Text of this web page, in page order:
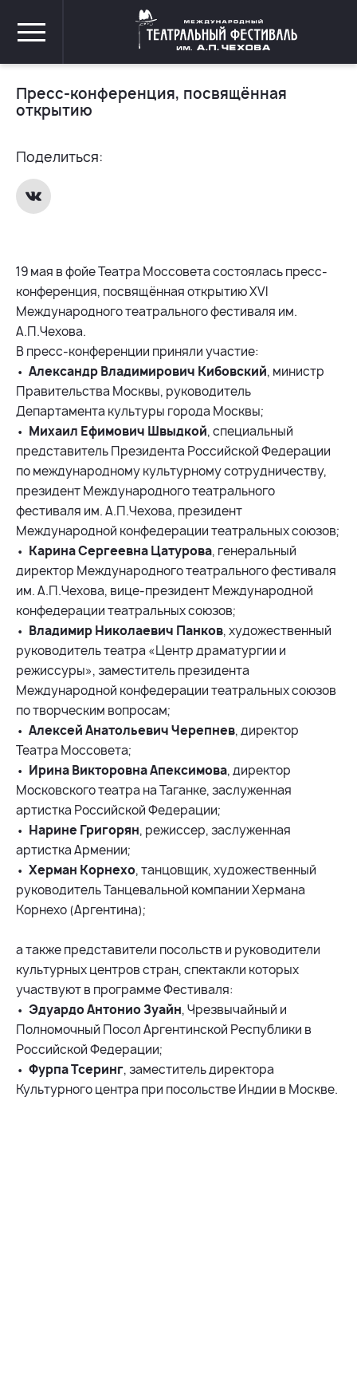
Пресс-конференция, посвящённая
открытию
19 мая в фойе Театра Моссовета состоялась пресс-
конференция, посвящённая открытию XVI
Международного театрального фестиваля им.
А.П.Чехова.
В пресс-конференции приняли участие:
• Александр Владимирович Кибовский, министр
Правительства Москвы, руководитель
Департамента культуры города Москвы;
• Михаил Ефимович Швыдкой, специальный
представитель Президента Российской Федерации
по международному культурному сотрудничеству,
президент Международного театрального
фестиваля им. А.П.Чехова, президент
Международной конфедерации театральных союзов;
• Карина Сергеевна Цатурова, генеральный
директор Международного театрального фестиваля
им. А.П.Чехова, вице-президент Международной
конфедерации театральных союзов;
• Владимир Николаевич Панков, художественный
руководитель театра «Центр драматургии и
режиссуры», заместитель президента
Международной конфедерации театральных союзов
по творческим вопросам;
• Алексей Анатольевич Черепнев, директор
Театра Моссовета;
• Ирина Викторовна Апексимова, директор
Московского театра на Таганке, заслуженная
артистка Российской Федерации;
• Нарине Григорян, режиссер, заслуженная
артистка Армении;
• Херман Корнехо, танцовщик, художественный
руководитель Танцевальной компании Хермана
Корнехо (Аргентина);
а также представители посольств и руководители
культурных центров стран, спектакли которых
участвуют в программе Фестиваля:
• Эдуардо Антонио Зуайн, Чрезвычайный и
Полномочный Посол Аргентинской Республики в
Российской Федерации;
• Фурпа Тсеринг, заместитель директора
Культурного центра при посольстве Индии в Москве.
Поделиться: